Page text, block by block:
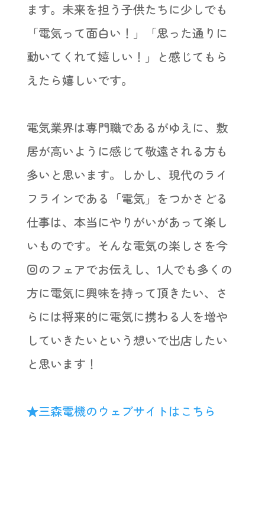
ます。未来を担う子供たちに少しでも
「電気って面白い！」「思った通りに
動いてくれて嬉しい！」と感じてもら
えたら嬉しいです。
電気業界は専門職であるがゆえに、敷
居が高いように感じて敬遠される方も
多いと思います。しかし、現代のライ
フラインである「電気」をつかさどる
仕事は、本当にやりがいがあって楽し
いものです。そんな電気の楽しさを今
回のフェアでお伝えし、1人でも多くの
方に電気に興味を持って頂きたい、さ
らには将来的に電気に携わる人を増や
していきたいという想いで出店したい
と思います！
★三森電機のウェブサイトはこちら